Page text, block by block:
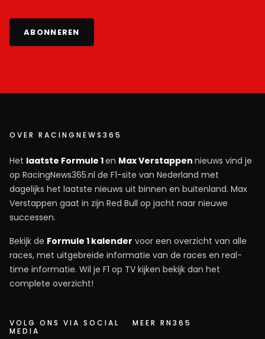
ABONNEREN
OVER RACINGNEWS365
Het laatste Formule 1en Max Verstappen nieuws vind je
op RacingNews365.nl de F1-site van Nederland met
dagelijks het laatste nieuws uit binnen en buitenland. Max
Verstappen gaat in zijn Red Bull op jacht naar nieuwe
successen.
Bekijk de Formule 1 kalender voor een overzicht van alle
races, met uitgebreide informatie van de races en real-
time informatie. Wil je F1 op TV kijken bekijk dan het
complete overzicht!
VOLG ONS VIA SOCIAL
MEDIA
MEER RN365